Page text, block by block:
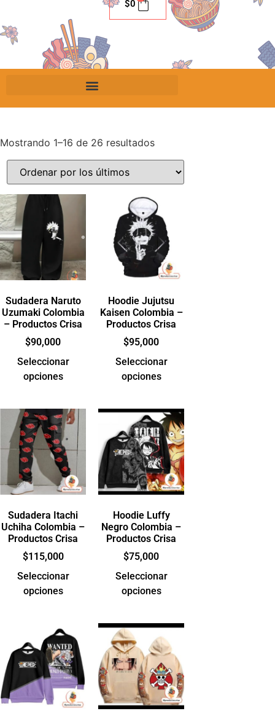
$0
Mostrando 1–16 de 26 resultados
Sudadera Naruto
Uzumaki Colombia
– Productos Crisa
$90,000
Seleccionar
opciones
Hoodie Jujutsu
Kaisen Colombia –
Productos Crisa
$95,000
Seleccionar
opciones
Sudadera Itachi
Uchiha Colombia –
Productos Crisa
$115,000
Seleccionar
opciones
Hoodie Luffy
Negro Colombia –
Productos Crisa
$75,000
Seleccionar
opciones